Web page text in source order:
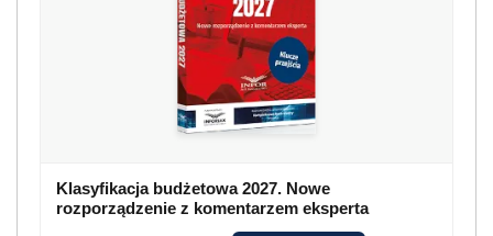
Klasyfikacja budżetowa 2027. Nowe
rozporządzenie z komentarzem eksperta